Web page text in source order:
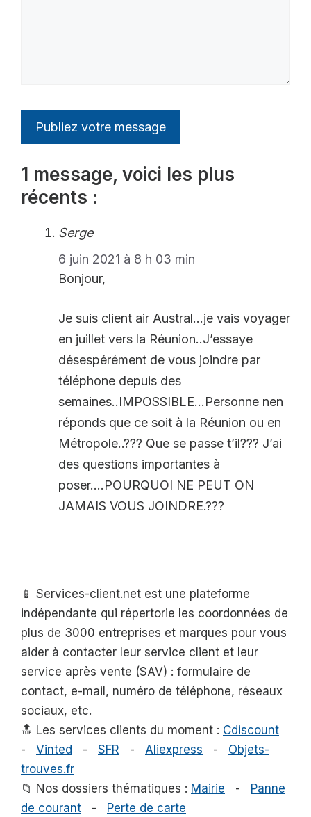
1 message, voici les plus
récents :
Serge
6 juin 2021 à 8 h 03 min
Bonjour,
Je suis client air Austral…je vais voyager
en juillet vers la Réunion..J’essaye
désespérément de vous joindre par
téléphone depuis des
semaines..IMPOSSIBLE…Personne nen
réponds que ce soit à la Réunion ou en
Métropole..??? Que se passe t’il??? J’ai
des questions importantes à
poser….POURQUOI NE PEUT ON
JAMAIS VOUS JOINDRE.???
📱 Services-client.net est une plateforme
indépendante qui répertorie les coordonnées de
plus de 3000 entreprises et marques pour vous
aider à contacter leur service client et leur
service après vente (SAV) : formulaire de
contact, e-mail, numéro de téléphone, réseaux
sociaux, etc.
🔝 Les services clients du moment : Cdiscount
- Vinted - SFR - Aliexpress - Objets-
trouves.fr
📁 Nos dossiers thématiques : Mairie - Panne
de courant - Perte de carte